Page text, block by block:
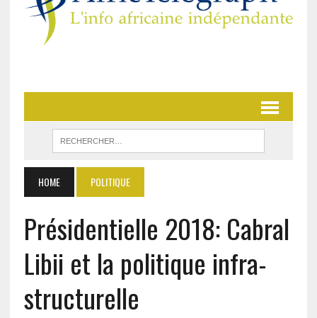
HOME POLITIQUE
Présidentielle 2018: Cabral
Libii et la politique infra-
structurelle